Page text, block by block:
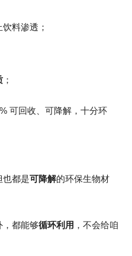
饮料渗透；
；
可回收、可降解，十分环
也都是可降解的环保生物材
，都能够循环利用 ，不会给咱